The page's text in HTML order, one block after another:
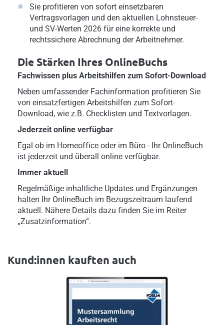
Sie profitieren von sofort einsetzbaren
Vertragsvorlagen und den aktuellen Lohnsteuer-
und SV-Werten 2026 für eine korrekte und
rechtssichere Abrechnung der Arbeitnehmer.
Die Stärken Ihres OnlineBuchs
Fachwissen plus Arbeitshilfen zum Sofort-Download
Neben umfassender Fachinformation profitieren Sie
von einsatzfertigen Arbeitshilfen zum Sofort-
Download, wie z.B. Checklisten und Textvorlagen.
Jederzeit online verfügbar
Egal ob im Homeoffice oder im Büro - Ihr OnlineBuch
ist jederzeit und überall online verfügbar.
Immer aktuell
Regelmäßige inhaltliche Updates und Ergänzungen
halten Ihr OnlineBuch im Bezugszeitraum laufend
aktuell. Nähere Details dazu finden Sie im Reiter
„Zusatzinformation“.
Kund:innen kauften auch